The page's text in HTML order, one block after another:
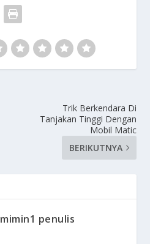
Trik Berkendara Di
Tanjakan Tinggi Dengan
Mobil Matic
BERIKUTNYA
mimin1 penulis